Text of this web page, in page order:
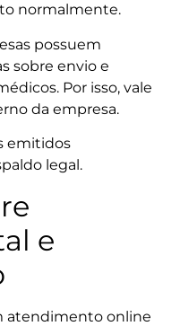
normalmente.
possuem
sobre envio e
Por isso, vale
da empresa.
emitidos
legal.
e
atendimento online